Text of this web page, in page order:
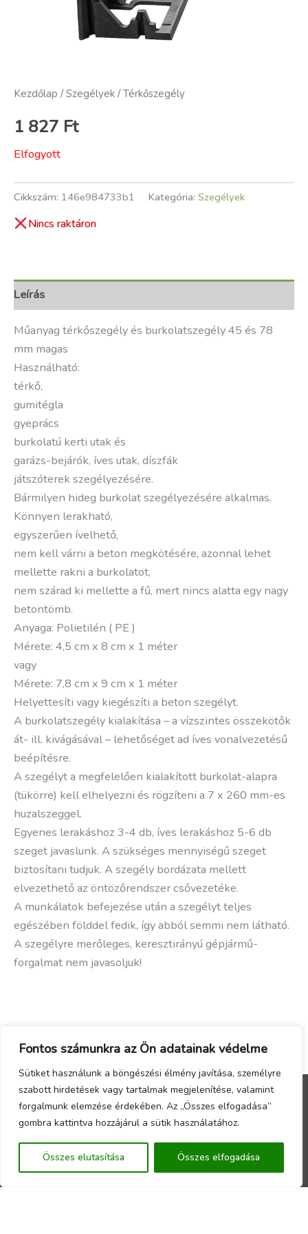
Fontos számunkra az Ön adatainak védelme
Sütiket használunk a böngészési élmény javítása, személyre
szabott hirdetések vagy tartalmak megjelenítése, valamint
forgalmunk elemzése érdekében. Az „Összes elfogadása”
gombra kattintva hozzájárul a sütik használatához.
Összes elutasítása Összes elfogadása
Kezdőlap /Szegélyek / Térkőszegély
1 827 Ft
Elfogyott
Cikkszám: 146e984733b1 Kategória: Szegélyek
Nincs raktáron
Leírás
Műanyag térkőszegély és burkolatszegély 45 és 78
mm magas
Használható:
térkő,
gumitégla
gyeprács
burkolatú kerti utak és
garázs-bejárók, íves utak, díszfák
játszóterek szegélyezésére.
Bármilyen hideg burkolat szegélyezésére alkalmas.
Könnyen lerakható,
egyszerűen ívelhető,
nem kell várni a beton megkötésére, azonnal lehet
mellette rakni a burkolatot,
nem szárad ki mellette a fű, mert nincs alatta egy nagy
betontömb.
Anyaga: Polietilén ( PE )
Mérete: 4,5 cm x 8 cm x 1 méter
vagy
Mérete: 7,8 cm x 9 cm x 1 méter
Helyettesíti vagy kiegészíti a beton szegélyt.
A burkolatszegély kialakítása – a vízszintes összekötők
át- ill. kivágásával – lehetőséget ad íves vonalvezetésű
beépítésre.
A szegélyt a megfelelően kialakított burkolat-alapra
(tükörre) kell elhelyezni és rögzíteni a 7 x 260 mm-es
huzalszeggel.
Egyenes lerakáshoz 3-4 db, íves lerakáshoz 5-6 db
szeget javaslunk. A szükséges mennyiségű szeget
biztosítani tudjuk. A szegély bordázata mellett
elvezethető az öntözőrendszer csővezetéke.
A munkálatok befejezése után a szegélyt teljes
egészében földdel fedik, így abból semmi nem látható.
A szegélyre merőleges, keresztirányú gépjármű-
forgalmat nem javasoljuk!
Menu
Copyright © 2026 - Örökzöld Faiskola Webáruház -
Készítette a
CsabaInformatika.NET